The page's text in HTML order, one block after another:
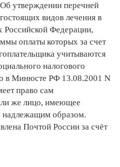
утверждении перечней
видов лечения в
Российской Федерации,
оплаты которых за счет
учитываются
налогового
в Минюсте РФ 13.08.2001 N
право сам
же лицо, имеющее
надлежащим образом.
Почтой России за счёт